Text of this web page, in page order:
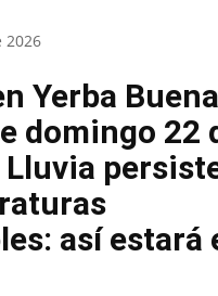
2026
Yerba Buena
domingo 22
así estará